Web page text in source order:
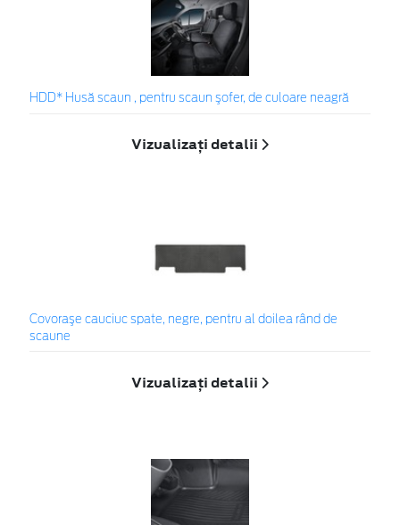
HDD* Husă scaun , pentru scaun şofer, de culoare neagră
Vizualizați detalii
Covoraşe cauciuc spate, negre, pentru al doilea rând de
scaune
Vizualizați detalii